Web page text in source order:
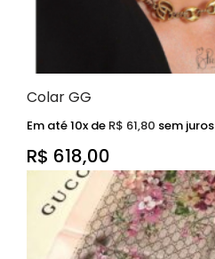
Colar GG
R$ 618,00
Em até 10x de R$ 61,80 sem juros